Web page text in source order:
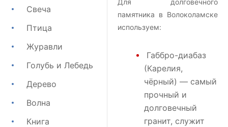
Свеча
Птица
Журавли
Голубь и Лебедь
Дерево
Волна
Книга
Для долговечного
памятника в Волоколамске
используем:
Габбро-диабаз
(Карелия,
чёрный) — самый
прочный и
долговечный
гранит, служит